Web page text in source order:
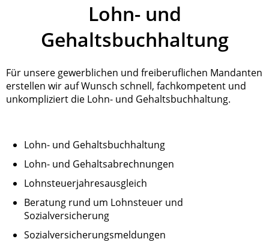
Lohn- und
Gehaltsbuchhaltung
Für unsere gewerblichen und freiberuflichen Mandanten
erstellen wir auf Wunsch schnell, fachkompetent und
unkompliziert die Lohn- und Gehaltsbuchhaltung.
Lohn- und Gehaltsbuchhaltung
Lohn- und Gehaltsabrechnungen
Lohnsteuerjahresausgleich
Beratung rund um Lohnsteuer und
Sozialversicherung
Sozialversicherungsmeldungen